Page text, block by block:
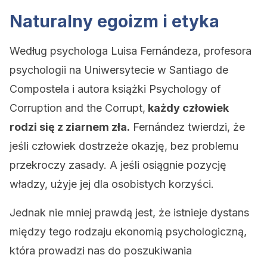
Naturalny egoizm i etyka
Według psychologa Luisa Fernándeza, profesora
psychologii na Uniwersytecie w Santiago de
Compostela i autora książki Psychology of
Corruption and the Corrupt, każdy człowiek
rodzi się z ziarnem zła. Fernández twierdzi, że
jeśli człowiek dostrzeże okazję, bez problemu
przekroczy zasady. A jeśli osiągnie pozycję
władzy, użyje jej dla osobistych korzyści.
Jednak nie mniej prawdą jest, że istnieje dystans
między tego rodzaju ekonomią psychologiczną,
która prowadzi nas do poszukiwania